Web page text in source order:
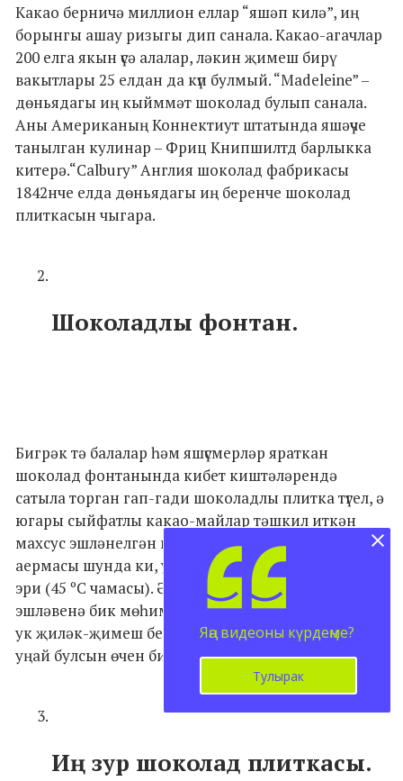
Какао берничә миллион еллар “яшәп килә”, иң
борынгы ашау ризыгы дип санала. Какао-агачлар
200 елга якын үсә алалар, ләкин җимеш бирү
вакытлары 25 елдан да күп булмый. “Madeleine” –
дөньядагы иң кыйммәт шоколад булып санала.
Аны Американың Коннектиут штатында яшәүче
танылган кулинар – Фриц Книпшилтд барлыкка
китерә.“Calbury” Англия шоколад фабрикасы
1842нче елда дөньядагы иң беренче шоколад
плиткасын чыгара.
Шоколадлы фонтан.
Бигрәк тә балалар һәм яшүсмерләр яраткан
шоколад фонтанында кибет киштәләрендә
сатыла торган гап-гади шоколадлы плитка түгел, ә
югары сыйфатлы какао-майлар тәшкил иткән
махсус эшләнелгән шоколад кулланыла. Аның төп
аермасы шунда ки, ул түбән температурада гына
эри (45 ºС чамасы). Әлеге шарт фонтанның дөрес
эшләвенә бик мөһим фактор булып тора, шулай
ук җиләк-җимеш белән табынны оештырганда да
уңай булсын өчен бик киң файдаланыла.
Иң зур шоколад плиткасы.
Яңа видеоны күрдеңме?
Тулырак